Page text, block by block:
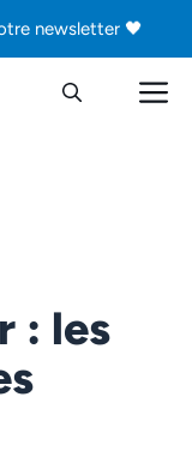
newsletter 🖤
: les